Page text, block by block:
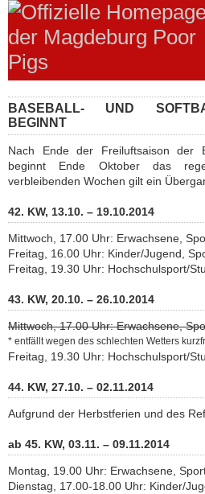
BASEBALL- UND
BEGINNT
Nach Ende der Freiluftsaison der
beginnt Ende Oktober das
verbleibenden Wochen gilt ein
42. KW, 13.10. – 19.10.2014
Mittwoch, 17.00 Uhr: Erwachsene,
Freitag, 16.00 Uhr: Kinder/Jugend,
Freitag, 19.30 Uhr: Hochschulsport/
43. KW, 20.10. – 26.10.2014
Mittwoch, 17.00 Uhr: Erwachsene,
* entfällt wegen des schlechten Wetters
Freitag, 19.30 Uhr: Hochschulsport/
44. KW, 27.10. – 02.11.2014
Aufgrund der Herbstferien und des
ab 45. KW, 03.11. – 09.11.2014
Montag, 19.00 Uhr: Erwachsene,
Dienstag, 17.00-18.00 Uhr: Kinder/